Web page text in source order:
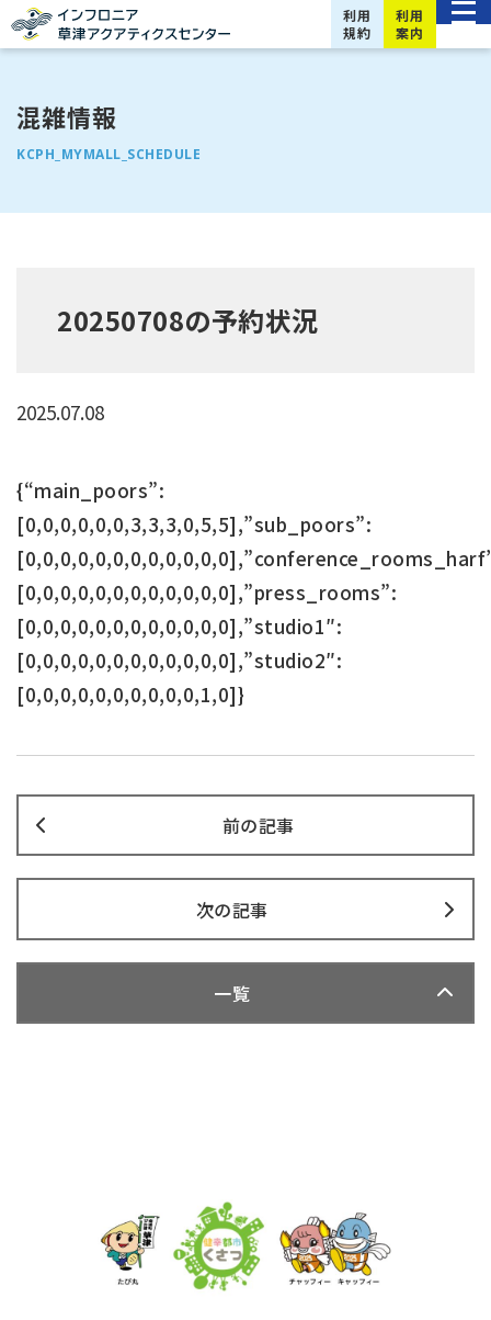
利用
規約
利用
案内
KCPH_MYMALL_SCHEDULE
混雑情報
20250708の予約状況
2025.07.08
{“main_poors”:
[0,0,0,0,0,0,3,3,3,0,5,5],”sub_poors”:
[0,0,0,0,0,0,0,0,0,0,0,0],”press_rooms”:
[0,0,0,0,0,0,0,0,0,0,0,0],”studio1″:
[0,0,0,0,0,0,0,0,0,0,0,0],”studio2″:
[0,0,0,0,0,0,0,0,0,0,1,0]}
前の記事
次の記事
一覧